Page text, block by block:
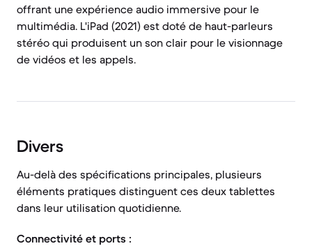
offrant une expérience audio immersive pour le
multimédia. L'iPad (2021) est doté de haut-parleurs
stéréo qui produisent un son clair pour le visionnage
de vidéos et les appels.
Divers
Au-delà des spécifications principales, plusieurs
éléments pratiques distinguent ces deux tablettes
dans leur utilisation quotidienne.
Connectivité et ports :